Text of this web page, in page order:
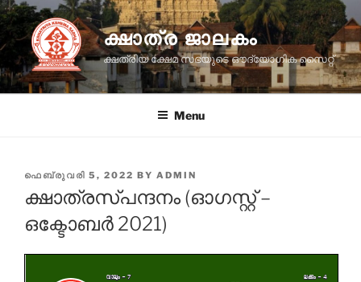
Skip
to
content
ക്ഷാത്ര ജാലകം
ക്ഷത്രിയ ക്ഷേമ സഭയുടെ ഔദ്യോഗിക സൈറ്റ്
Menu
POSTED
ഫെബ്രുവരി 5, 2022 BY ADMIN
ക്ഷാത്രസ്പന്ദനം (ഓഗസ്റ്റ് –
ഒക്ടോബർ 2021)